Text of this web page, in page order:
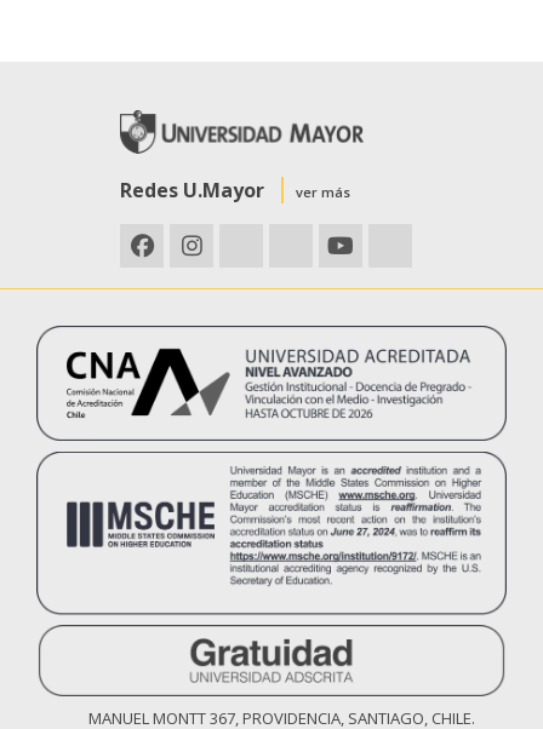
Redes U.Mayor ver más
MANUEL MONTT 367, PROVIDENCIA, SANTIAGO, CHILE.